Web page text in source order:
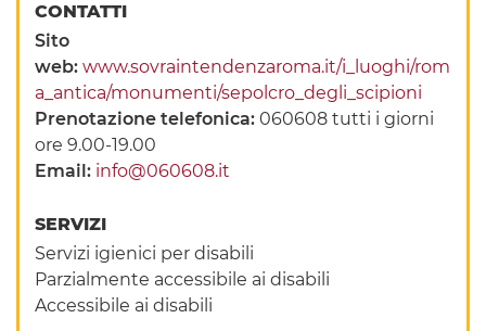
CONTATTI
Sito
web:www.sovraintendenzaroma.it/i_luoghi/rom
a_antica/monumenti/sepolcro_degli_scipioni
Prenotazione telefonica:060608 tutti i giorni
ore 9.00-19.00
Email: info@060608.it
SERVIZI
Servizi igienici per disabili
Parzialmente accessibile ai disabili
Accessibile ai disabili